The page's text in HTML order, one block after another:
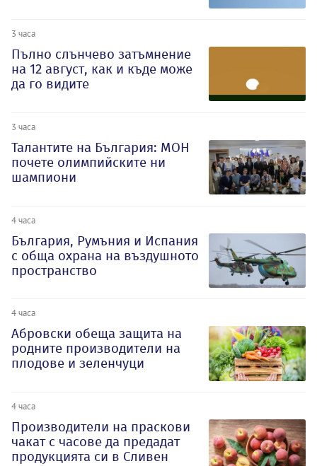
3 часа
Пълно слънчево затъмнение
на 12 август, как и къде може
да го видите
3 часа
Талантите на България: МОН
почете олимпийските ни
шампиони
4 часа
България, Румъния и Испания
с обща охрана на въздушното
пространство
4 часа
Абровски обеща защита на
родните производители на
плодове и зеленчуци
4 часа
Производители на праскови
чакат с часове да предадат
продукцията си в Сливен